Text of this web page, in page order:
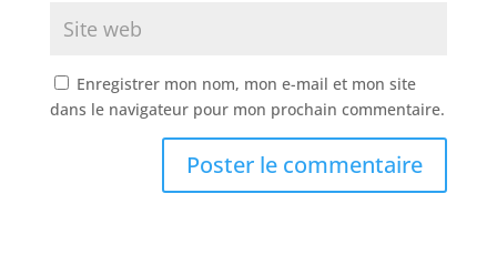
Enregistrer mon nom, mon e-mail et mon site
dans le navigateur pour mon prochain commentaire.